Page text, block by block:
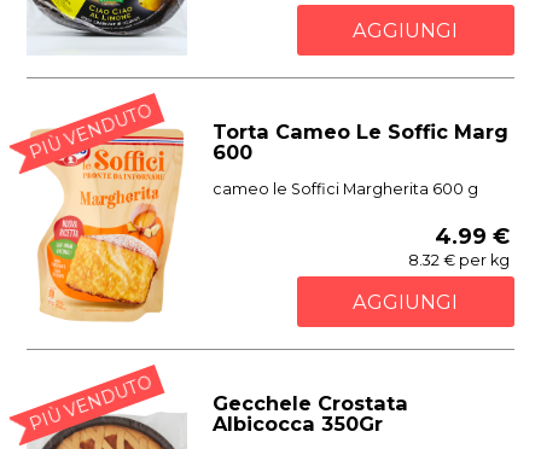
AGGIUNGI
PIÙ VENDUTO
Torta Cameo Le Soffic Marg
600
cameo le Soffici Margherita 600 g
4.99 €
8.32 € per kg
AGGIUNGI
PIÙ VENDUTO
Gecchele Crostata
Albicocca 350Gr